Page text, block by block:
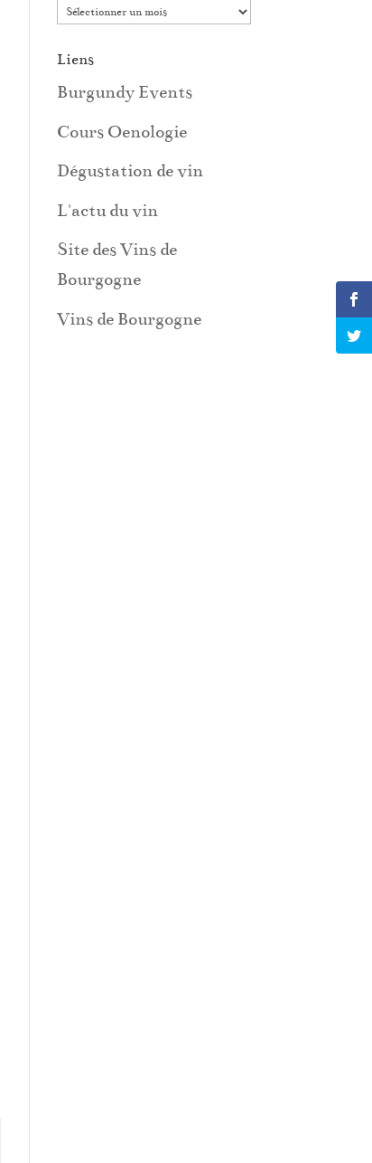
Liens
Burgundy Events
Cours Oenologie
Dégustation de vin
L'actu du vin
Site des Vins de
Bourgogne
Vins de Bourgogne